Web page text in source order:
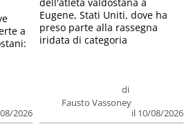
2026
a
di
Fausto Vassoney
il 10/08/2026
Eugene, Stati Uniti, dove ha
preso parte alla rassegna
iridata di categoria